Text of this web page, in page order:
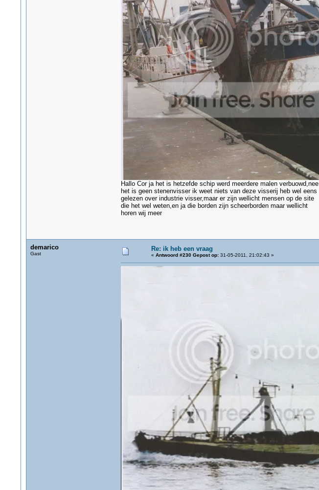
Hallo Cor ja het is hetzefde schip werd meerdere malen verbuowd,nee
het is geen stenenvisser ik weet niets van deze visserij heb wel eens
gelezen over industrie visser,maar er zijn wellicht mensen op de site
die het wel weten,en ja die borden zijn scheerborden maar wellicht
horen wij meer
demarico
Gast
Re: ik heb een vraag
« Antwoord #230 Gepost op:31-05-2011, 21:02:43 »